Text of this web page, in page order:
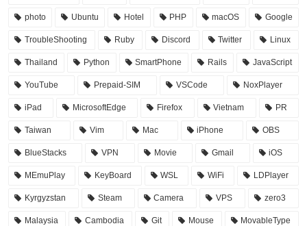
photo Ubuntu Hotel PHP macOS Google
TroubleShooting Ruby Discord Twitter Linux
Thailand Python SmartPhone Rails JavaScript
YouTube Prepaid-SIM VSCode NoxPlayer
iPad MicrosoftEdge Firefox Vietnam PR
Taiwan Vim Mac iPhone OBS
BlueStacks VPN Movie Gmail iOS
MEmuPlay KeyBoard WSL WiFi LDPlayer
Kyrgyzstan Steam Camera VPS zero3
Malaysia Cambodia Git Mouse MovableType